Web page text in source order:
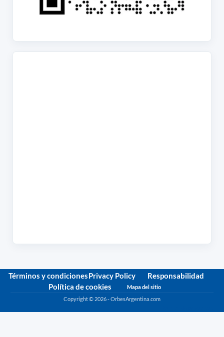
Términos y condicionesPrivacy Policy
Responsabilidad
Política de cookies
Mapa del sitio
Copyright © 2026 - OrbesArgentina.com